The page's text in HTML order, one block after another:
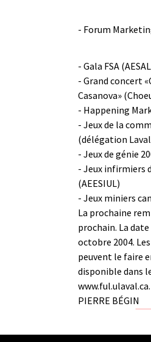
- Forum
- Gala FSA
- Grand concert
Casanova»
- Happening
- Jeux de la
(délégation
- Jeux de génie
- Jeux infirmiers
(AEESIUL)
- Jeux miniers
La prochaine
prochain. La
octobre 2004.
peuvent le faire
disponible dans
www.ful.ulaval.ca.
PIERRE BÉGIN